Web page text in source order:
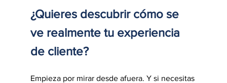
¿Quieres descubrir cómo se
ve realmente tu experiencia
de cliente?
Empieza por mirar desde afuera. Y si necesitas